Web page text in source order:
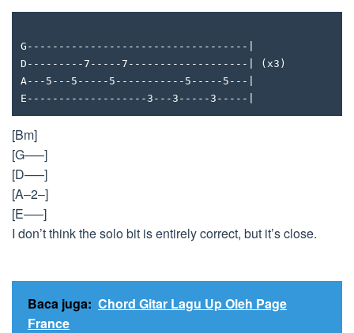
G-----------------------------------|
D---------7-----7-------------------| (x3)
A---5---5-----5-----------5-----5---|
E-------------------3---3-----3-----|
[Bm]
[G—–]
[D—–]
[A–2–]
[E—–]
I don’t think the solo bit is entirely correct, but it’s close.
Baca juga: Chord Gitar Lagu Up Oleh Page
France